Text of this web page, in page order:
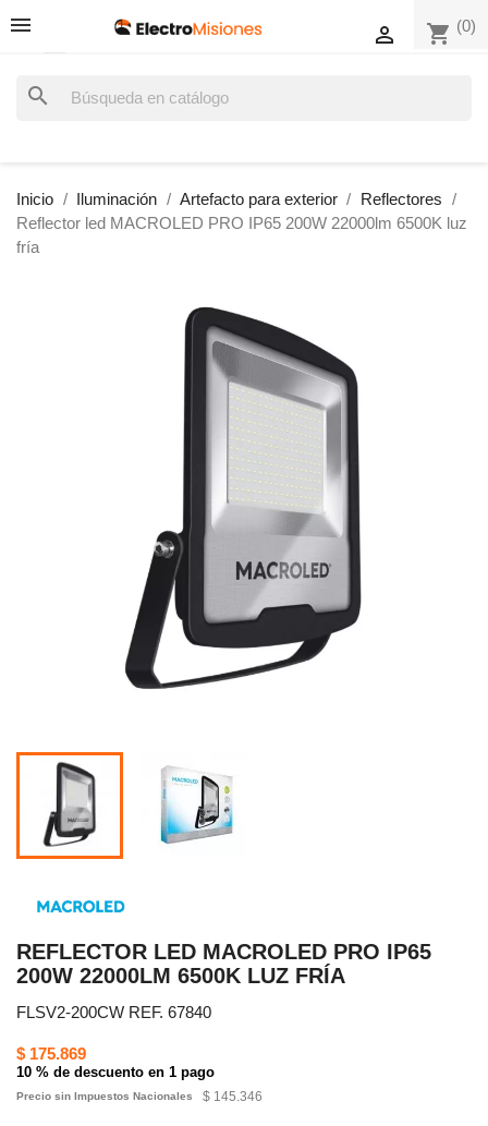
shopping_cart (0)

search
Inicio Iluminación Artefacto para exterior
Reflectores
Reflector led MACROLED PRO IP65 200W 22000lm 6500K luz
fría
REFLECTOR LED MACROLED PRO IP65
200W 22000LM 6500K LUZ FRÍA
FLSV2-200CW REF. 67840
$ 175.869
10 % de descuento en 1 pago
Precio sin Impuestos Nacionales $ 145.346